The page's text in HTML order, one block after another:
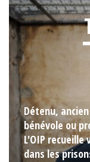
Détenu,
bénévole ou
L'OIP
dans les